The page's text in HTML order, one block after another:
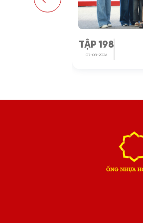
TẬP 198
07-08-2026